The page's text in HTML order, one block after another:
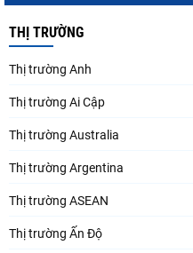
THỊ TRƯỜNG
Thị trường Anh
Thị trường Ai Cập
Thị trường Australia
Thị trường Argentina
Thị trường ASEAN
Thị trường Ấn Độ